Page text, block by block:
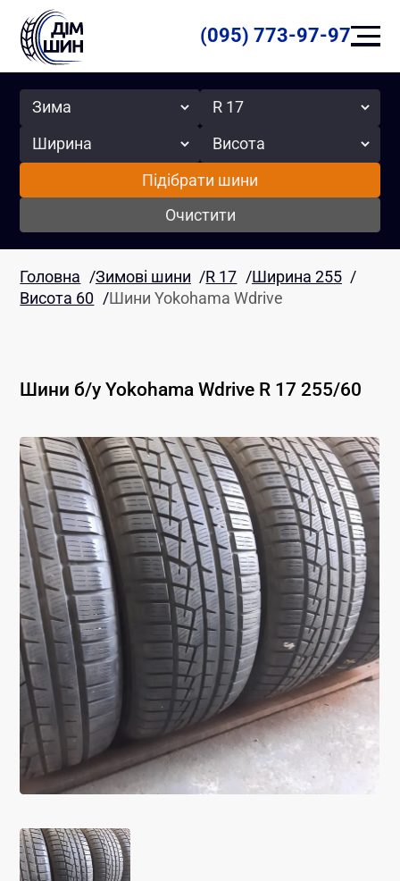
(095) 773-97-97
Сезон Радіус
Ширина Висота
Підібрати шини
Очистити
Головна /Зимові шини /R 17 /Ширина 255 /
Висота 60 /Шини Yokohama Wdrive
Шини б/уYokohama Wdrive R 17 255/60